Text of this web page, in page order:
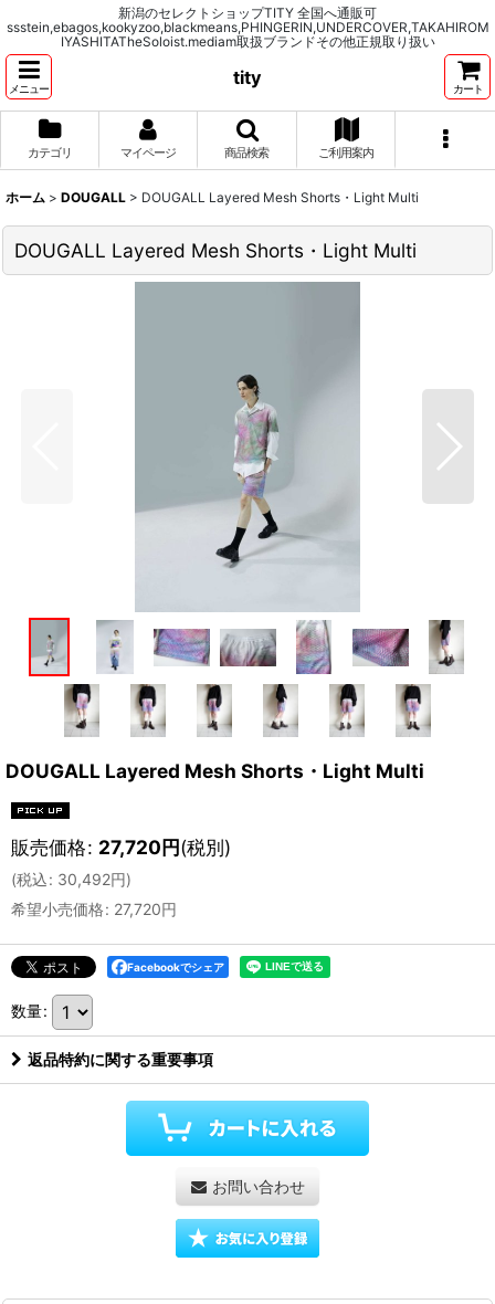
新潟のセレクトショップTITY 全国へ通販可
ssstein,ebagos,kookyzoo,blackmeans,PHINGERIN,UNDERCOVER,TAKAHIROM
IYASHITATheSoloist.mediam取扱ブランドその他正規取り扱い
メニュー
tity
カート
カテゴリ マイページ 商品検索 ご利用案内
ホーム > DOUGALL > DOUGALL Layered Mesh Shorts・Light Multi
DOUGALL Layered Mesh Shorts・Light Multi
DOUGALL Layered Mesh Shorts・Light Multi
販売価格: 27,720円(税別)
(税込: 30,492円)
希望小売価格: 27,720円
Facebookでシェア
数量:
返品特約に関する重要事項
お問い合わせ